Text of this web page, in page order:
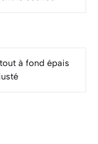
à fond épais